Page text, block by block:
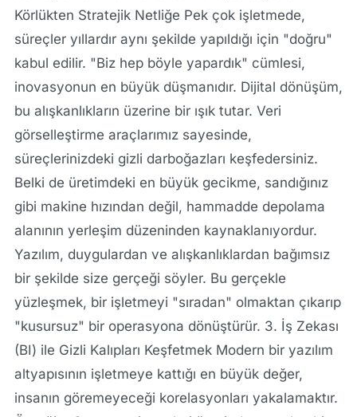
Körlükten Stratejik Netliğe Pek çok işletmede,
süreçler yıllardır aynı şekilde yapıldığı için "doğru"
kabul edilir. "Biz hep böyle yapardık" cümlesi,
inovasyonun en büyük düşmanıdır. Dijital dönüşüm,
bu alışkanlıkların üzerine bir ışık tutar. Veri
görselleştirme araçlarımız sayesinde,
süreçlerinizdeki gizli darboğazları keşfedersiniz.
Belki de üretimdeki en büyük gecikme, sandığınız
gibi makine hızından değil, hammadde depolama
alanının yerleşim düzeninden kaynaklanıyordur.
Yazılım, duygulardan ve alışkanlıklardan bağımsız
bir şekilde size gerçeği söyler. Bu gerçekle
yüzleşmek, bir işletmeyi "sıradan" olmaktan çıkarıp
"kusursuz" bir operasyona dönüştürür. 3. İş Zekası
(BI) ile Gizli Kalıpları Keşfetmek Modern bir yazılım
altyapısının işletmeye kattığı en büyük değer,
insanın göremeyeceği korelasyonları yakalamaktır.